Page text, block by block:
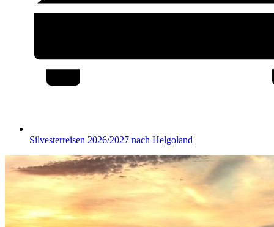
Silvesterreisen 2026/2027 nach Helgoland